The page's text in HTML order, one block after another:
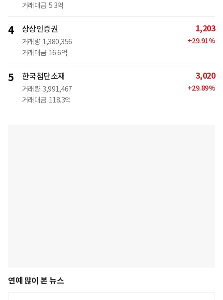
거래대금 5.3억
4 상상인증권
거래량 1,380,356
거래대금 16.6억
1,203
+29.91%
5 한국첨단소재
거래량 3,991,467
거래대금 118.3억
3,020
+29.89%
연예 많이 본 뉴스